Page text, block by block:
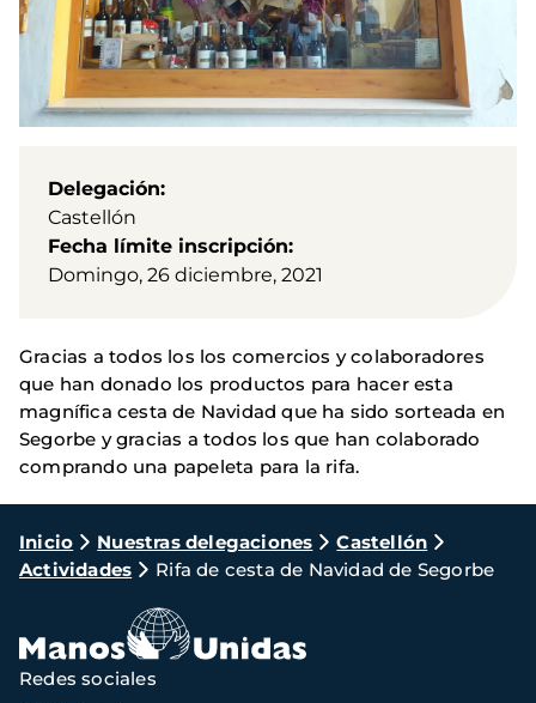
Delegación
Castellón
Fecha límite inscripción
Domingo, 26 diciembre, 2021
Gracias a todos los los comercios y colaboradores
que han donado los productos para hacer esta
magnífica cesta de Navidad que ha sido sorteada en
Segorbe y gracias a todos los que han colaborado
comprando una papeleta para la rifa.
Ruta
de
navegación
Inicio Nuestras delegaciones
Castellón
Actividades
Rifa de cesta de Navidad de Segorbe
Redes sociales